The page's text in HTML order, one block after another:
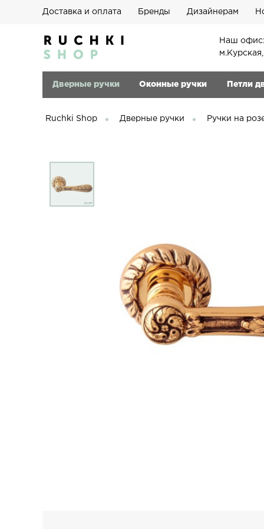
Доставка и оплата Бренды Дизайнерам
Наш
Дверные ручки Оконные ручки Петли
Ruchki Shop Дверные ручки Ручки на